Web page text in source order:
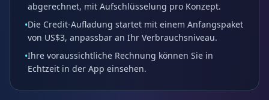
abgerechnet, mit Aufschlüsselung pro Konzept.
•Die Credit-Aufladung startet mit einem Anfangspaket
von US$3, anpassbar an Ihr Verbrauchsniveau.
•Ihre voraussichtliche Rechnung können Sie in
Echtzeit in der App einsehen.